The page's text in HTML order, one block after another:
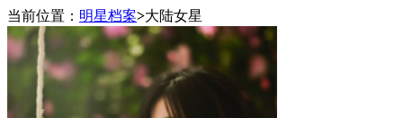
当前位置： 明星档案>大陆女星